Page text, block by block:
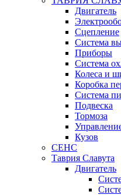
Двигатель
Сцепление
Система
Приборы
Система
Колеса и
Коробка
Система
Подвеска
Тормоза
Кузов
СЕНС
Таврия Славута
Двигатель